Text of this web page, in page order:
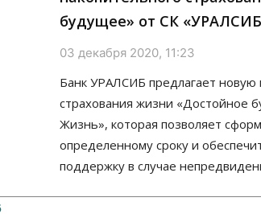
будущее» от СК
03 декабря 2020, 11:23
Банк УРАЛСИБ предлагает новую
страхования жизни «Достойное
Жизнь», которая позволяет
определенному сроку и
поддержку в случае